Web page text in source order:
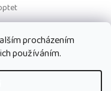
procházením
používáním.
. Všechna práva vyhrazena.